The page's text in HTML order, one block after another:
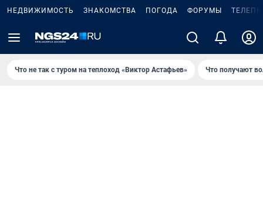
НЕДВИЖИМОСТЬ ЗНАКОМСТВА ПОГОДА ФОРУМЫ
Что не так с туром на теплоход «Виктор Астафьев» Что получают